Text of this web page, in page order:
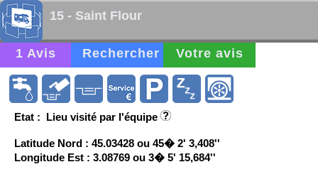
15 - Saint Flour
1 Avis Rechercher Votre avis
Etat : Lieu visité par l'équipe
Latitude Nord : 45.03428 ou 45� 2' 3,408''
Longitude Est : 3.08769 ou 3� 5' 15,684''